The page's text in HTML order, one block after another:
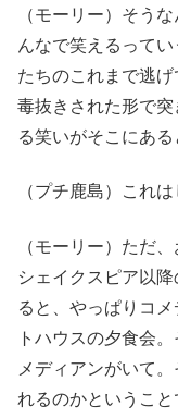
（モーリー）そう
んなで笑えるって
たちのこれまで逃
毒抜きされた形で
る笑いがそこにある
（プチ鹿島）これ
（モーリー）ただ
シェイクスピア以
ると、やっぱりコ
トハウスの夕食会
メディアンがいて
れるのかというこ